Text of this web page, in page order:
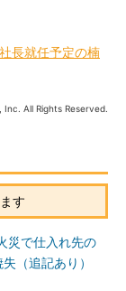
長就任予定の楠
All Rights Reserved.
す
災で仕入れ先の
（追記あり）